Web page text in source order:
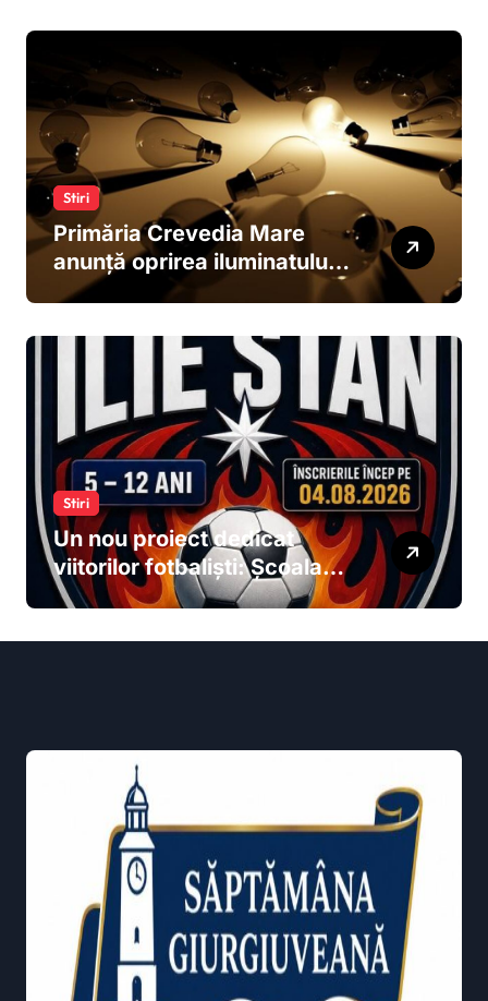
Stiri
Primăria Crevedia Mare
anunță oprirea iluminatului
public pe timpul lunii august
Stiri
Un nou proiect dedicat
viitorilor fotbaliști: Școala
de Fotbal „Ilie Stan” își